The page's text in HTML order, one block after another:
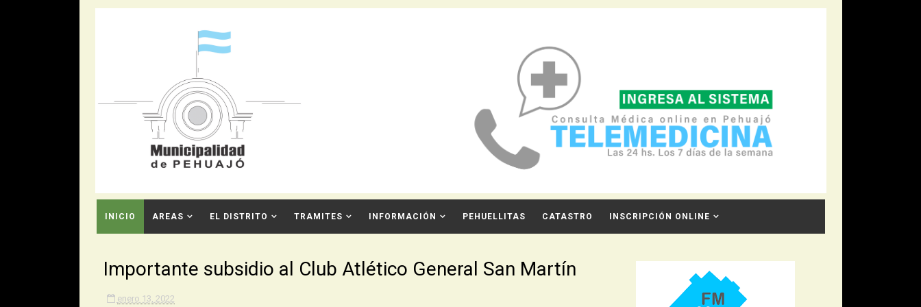
INICIO AREAS EL DISTRITO TRAMITES INFORMACIÓN PEHUELLITAS CATASTRO INSCRIPCIÓN ONLINE
Importante subsidio al Club Atlético General San Martín
enero 13, 2022